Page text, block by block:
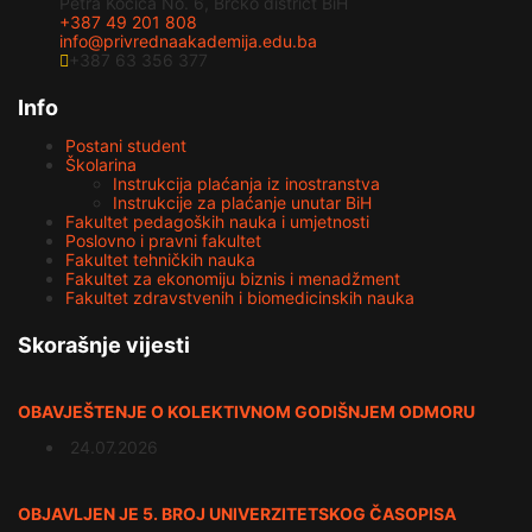
+387 49 201 808
info@privrednaakademija.edu.ba
+387 63 356 377
Info
Postani student
Školarina
Instrukcija plaćanja iz inostranstva
Instrukcije za plaćanje unutar BiH
Fakultet pedagoških nauka i umjetnosti
Poslovno i pravni fakultet
Fakultet tehničkih nauka
Fakultet za ekonomiju biznis i menadžment
Fakultet zdravstvenih i biomedicinskih nauka
Skorašnje vijesti
OBAVJEŠTENJE O KOLEKTIVNOM GODIŠNJEM ODMORU
24.07.2026
OBJAVLJEN JE 5. BROJ UNIVERZITETSKOG ČASOPISA